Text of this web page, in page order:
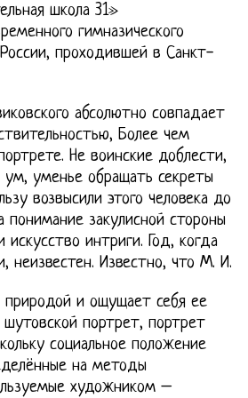
школа 31»
гимназического
проходившей в Санкт-
абсолютно совпадает
Более чем
Не воинские доблести,
ум, уменье обращать секреты
возвысили этого человека до
понимание закулисной стороны
интриги. Год, когда
неизвестен. Известно, что М. И.
природой и ощущает себя ее
шутовской портрет, портрет
социальное положение
на методы
художником –